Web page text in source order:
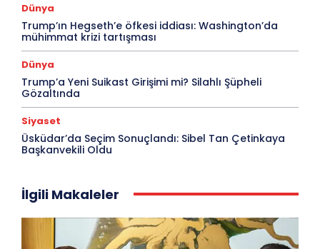
Dünya
Trump’ın Hegseth’e öfkesi iddiası: Washington’da
mühimmat krizi tartışması
Dünya
Trump’a Yeni Suikast Girişimi mi? Silahlı Şüpheli
Gözaltında
Siyaset
Üsküdar’da Seçim Sonuçlandı: Sibel Tan Çetinkaya
Başkanvekili Oldu
İlgili Makaleler